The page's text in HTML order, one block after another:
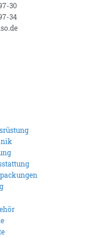
30
34